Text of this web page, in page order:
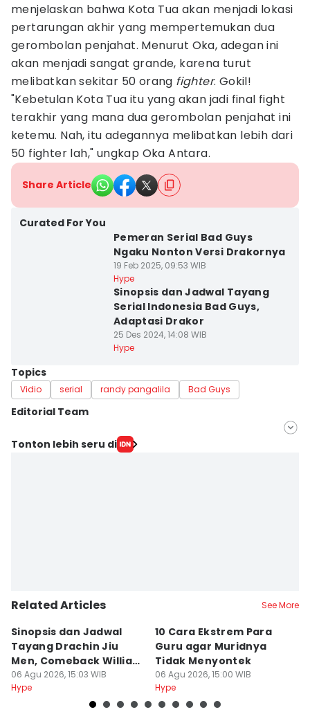
menjelaskan bahwa Kota Tua akan menjadi lokasi
pertarungan akhir yang mempertemukan dua
gerombolan penjahat. Menurut Oka, adegan ini
akan menjadi sangat grande, karena turut
melibatkan sekitar 50 orang fighter. Gokil!
"Kebetulan Kota Tua itu yang akan jadi final fight
terakhir yang mana dua gerombolan penjahat ini
ketemu. Nah, itu adegannya melibatkan lebih dari
50 fighter lah," ungkap Oka Antara.
Share Article
Curated For You
Pemeran Serial Bad Guys
Ngaku Nonton Versi Drakornya
19 Feb 2025, 09:53 WIB
Hype
Sinopsis dan Jadwal Tayang
Serial Indonesia Bad Guys,
Adaptasi Drakor
25 Des 2024, 14:08 WIB
Hype
Topics
Vidio serial randy pangalila Bad Guys
Editorial Team
Editor
Tonton lebih seru di
Related Articles See More
Sinopsis dan Jadwal
Tayang Drachin Jiu
Men, Comeback William
Chan
06 Agu 2026, 15:03 WIB
Hype
10 Cara Ekstrem Para
Guru agar Muridnya
Tidak Menyontek
06 Agu 2026, 15:00 WIB
Hype